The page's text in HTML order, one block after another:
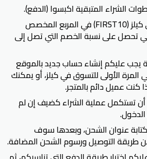
الشراء المتبقية اكبسوا (الدفع).
إدخال رمز ترويجي كيلز (FIRST10) في المربع المخصص
تحصل على نسبة الخصم التي تصل إلى
يجب عليكم إنشاء حساب جديد بالموقع
الأولى للتسوق في كيلز، أو يمكنك
كنت عميل دائم بالمتجر.
تستكمل عملية الشراء كضيف إن لم
عنوان الشحن، وبعدها سوف
طريقة التوصيل ورسوم الشحن المضافة.